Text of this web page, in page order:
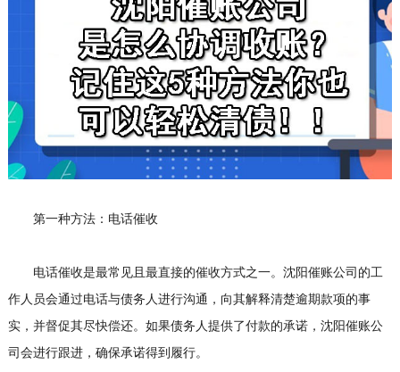
第一种方法：电话催收
电话催收是最常见且最直接的催收方式之一。沈阳催账公司的工
作人员会通过电话与债务人进行沟通，向其解释清楚逾期款项的事
实，并督促其尽快偿还。如果债务人提供了付款的承诺，沈阳催账公
司会进行跟进，确保承诺得到履行。